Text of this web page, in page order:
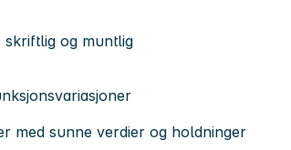
skriftlig og muntlig
med sunne verdier og holdninger